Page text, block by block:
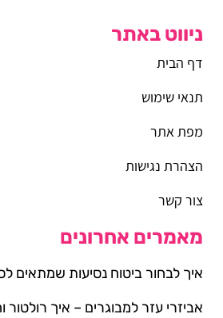
ניווט באתר
דף הבית
תנאי שימוש
מפת אתר
הצהרת נגישות
צור קשר
מאמרים אחרונים
איך לבחור ביטוח נסיעות שמתאים
אביזרי עזר למבוגרים – איך רולטור